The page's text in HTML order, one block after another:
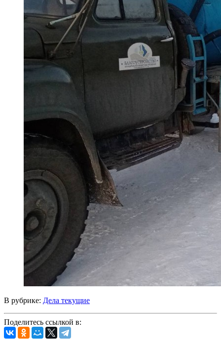
В рубрике: Дела текущие
Поделитесь ссылкой в: